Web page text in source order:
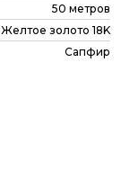
50 метров
Желтое золото 18K
Сапфир